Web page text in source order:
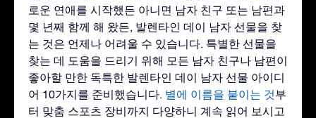
로운 연애를 시작했든 아니면 남자 친구 또는 남편과
몇 년째 함께 해 왔든, 발렌타인 데이 남자 선물을 찾
는 것은 언제나 어려울 수 있습니다. 특별한 선물을
찾는 데 도움을 드리기 위해 모든 남자 친구나 남편이
좋아할 만한 독특한 발렌타인 데이 남자 선물 아이디
어 10가지를 준비했습니다. 별에 이름을 붙이는 것부
터 맞춤 스포츠 장비까지 다양하니 계속 읽어 보시고